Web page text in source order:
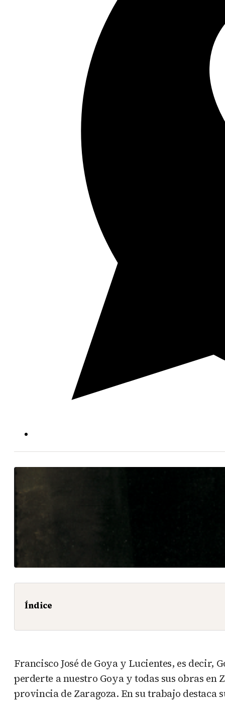
Índice
Francisco José de Goya y Lucientes, es decir,
perderte a nuestro Goya y todas sus obras en
provincia de Zaragoza. En su trabajo destaca